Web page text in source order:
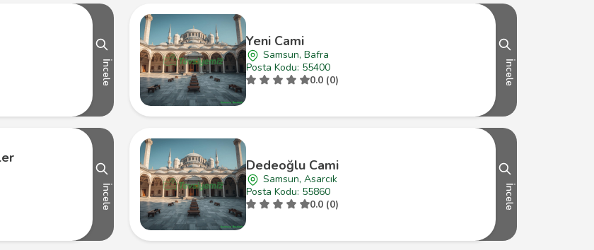
İncele
Yeni Cami
Samsun, Bafra
Posta Kodu: 55400
0.0 (0)
İncele
İncele
Dedeoğlu Cami
Samsun, Asarcık
Posta Kodu: 55860
0.0 (0)
İncele